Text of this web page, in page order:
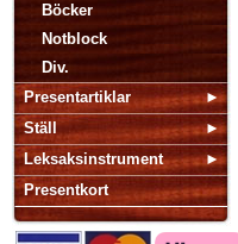
Böcker
Notblock
Div.
Presentartiklar
Ställ
Leksaksinstrument
Presentkort